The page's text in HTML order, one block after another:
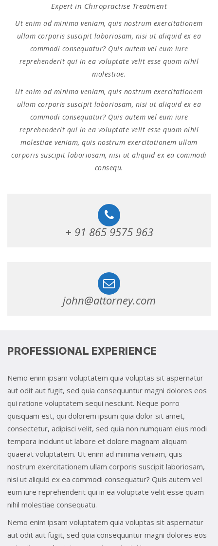
Expert in Chiropractise Treatment
Ut enim ad minima veniam, quis nostrum exercitationem
ullam corporis suscipit laboriosam, nisi ut aliquid ex ea
commodi consequatur? Quis autem vel eum iure
reprehenderit qui in ea voluptate velit esse quam nihil
molestiae.
Ut enim ad minima veniam, quis nostrum exercitationem
ullam corporis suscipit laboriosam, nisi ut aliquid ex ea
commodi consequatur? Quis autem vel eum iure
reprehenderit qui in ea voluptate velit esse quam nihil
molestiae veniam, quis nostrum exercitationem ullam
corporis suscipit laboriosam, nisi ut aliquid ex ea commodi
consequ.
+ 91 865 9575 963
john@attorney.com
PROFESSIONAL EXPERIENCE
Nemo enim ipsam voluptatem quia voluptas sit aspernatur
aut odit aut fugit, sed quia consequuntur magni dolores eos
qui ratione voluptatem sequi nesciunt. Neque porro
quisquam est, qui dolorem ipsum quia dolor sit amet,
consectetur, adipisci velit, sed quia non numquam eius modi
tempora incidunt ut labore et dolore magnam aliquam
quaerat voluptatem. Ut enim ad minima veniam, quis
nostrum exercitationem ullam corporis suscipit laboriosam,
nisi ut aliquid ex ea commodi consequatur? Quis autem vel
eum iure reprehenderit qui in ea voluptate velit esse quam
nihil molestiae consequatu.
Nemo enim ipsam voluptatem quia voluptas sit aspernatur
aut odit aut fugit, sed quia consequuntur magni dolores eos